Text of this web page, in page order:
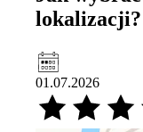
01.07.2026